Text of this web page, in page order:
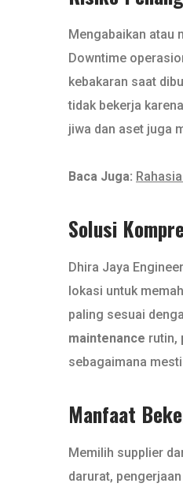
Mengabaikan atau
Downtime
kebakaran saat
tidak bekerja
jiwa dan aset juga
Baca Juga:
Solusi
Dhira Jaya
lokasi untuk
paling sesuai
maintenance rutin,
sebagaimana
Manfaat
Memilih supplier
darurat,